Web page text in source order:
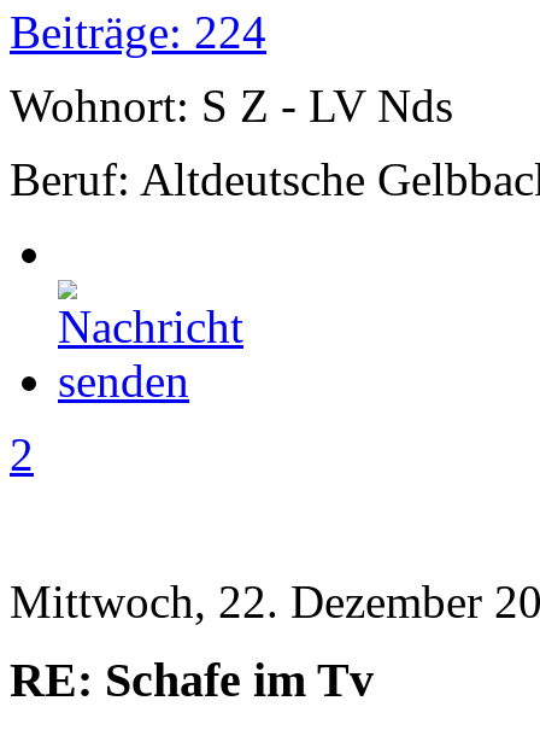
Beiträge: 224
Wohnort: S Z - LV Nds
Beruf: Altdeutsche
2
Mittwoch, 22. Dezember
RE: Schafe im Tv